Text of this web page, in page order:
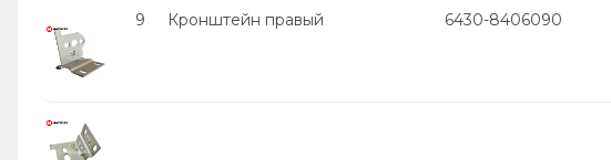
9 Кронштейн правый 6430-8406090